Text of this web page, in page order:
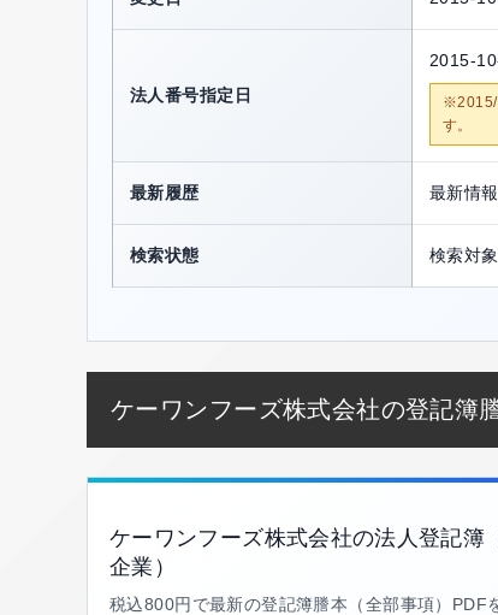
法人番号指定日
2015-
※2015/
す。
最新履歴 最新情報
検索状態 検索対象
ケーワンフーズ株式会社の登記簿
ケーワンフーズ株式会社の法人登記簿
企業）
税込800円で最新の登記簿謄本（全部事項）PDF